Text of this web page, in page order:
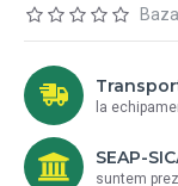
la
SEAP-
suntem